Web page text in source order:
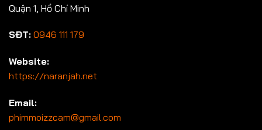
Quận 1, Hồ Chí Minh
SĐT: 0946 111 179
Website:
https://naranjah.net
Email:
phimmoizzcam@gmail.com